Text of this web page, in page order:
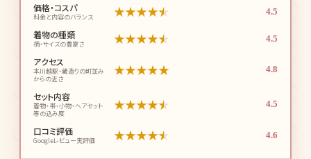
価格・コスパ
料金と内容のバランス ★★★★★ 4.5
着物の種類
柄・サイズの豊富さ ★★★★★ 4.5
アクセス
本川越駅・蔵造りの町並み
からの近さ
★★★★★ 4.8
セット内容
着物・帯・小物・ヘアセット
等の込み度
★★★★★ 4.5
口コミ評価
Googleレビュー実評価 ★★★★★ 4.6